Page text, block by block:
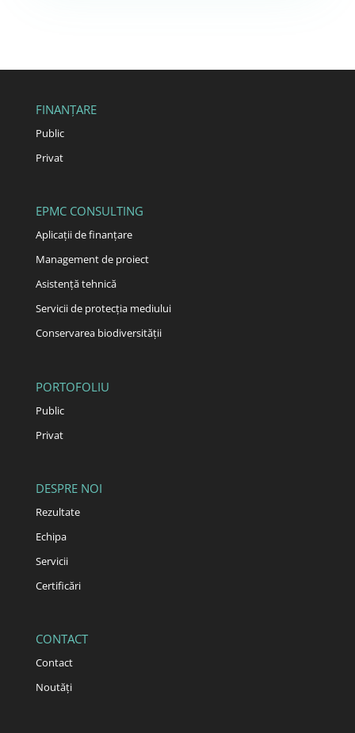
FINANȚARE
Public
Privat
EPMC CONSULTING
Aplicații de finanțare
Management de proiect
Asistență tehnică
Servicii de protecția mediului
Conservarea biodiversității
PORTOFOLIU
Public
Privat
DESPRE NOI
Rezultate
Echipa
Servicii
Certificări
CONTACT
Contact
Noutăți